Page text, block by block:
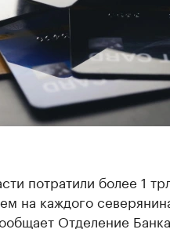
потратили более 1
на каждого
Отделение